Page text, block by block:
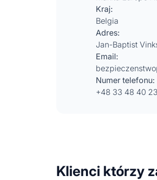
Kraj:
Belgia
Adres:
Jan-Baptist
Email:
Numer telefonu:
+48 33 48 40
Klienci którzy